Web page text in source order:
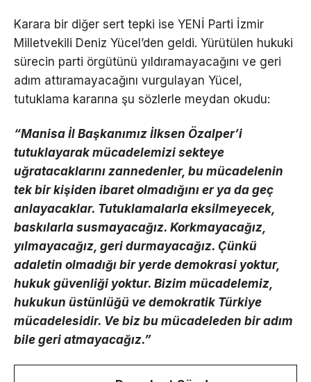
Karara bir diğer sert tepki ise YENİ Parti İzmir
Milletvekili Deniz Yücel’den geldi. Yürütülen hukuki
sürecin parti örgütünü yıldıramayacağını ve geri
adım attıramayacağını vurgulayan Yücel,
tutuklama kararına şu sözlerle meydan okudu:
“Manisa İl Başkanımız İlksen Özalper’i
tutuklayarak mücadelemizi sekteye
uğratacaklarını zannedenler, bu mücadelenin
tek bir kişiden ibaret olmadığını er ya da geç
anlayacaklar. Tutuklamalarla eksilmeyecek,
baskılarla susmayacağız. Korkmayacağız,
yılmayacağız, geri durmayacağız. Çünkü
adaletin olmadığı bir yerde demokrasi yoktur,
hukuk güvenliği yoktur. Bizim mücadelemiz,
hukukun üstünlüğü ve demokratik Türkiye
mücadelesidir. Ve biz bu mücadeleden bir adım
bile geri atmayacağız.”